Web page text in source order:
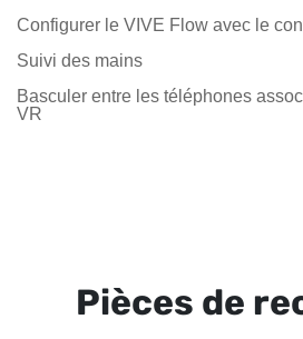
Configurer le VIVE Flow avec le
Suivi des mains
Basculer entre les téléphones
VR
Pièces de